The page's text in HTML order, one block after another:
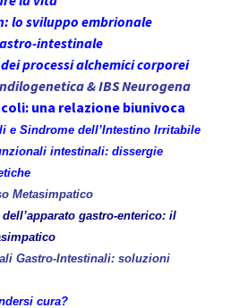
lo sviluppo embrionale
intestinale
processi alchemici corporei
& IBS Neurogena
una relazione biunivoca
e Sindrome dell’Intestino Irritabile
intestinali: dissergie
Metasimpatico
gastro-enterico: il
Gastro-Intestinali: soluzioni
cura?